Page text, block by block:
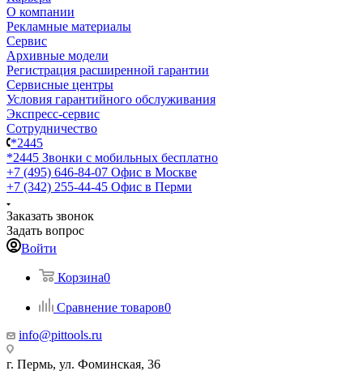
О компании
Рекламные материалы
Сервис
Архивные модели
Регистрация расширенной гарантии
Сервисные центры
Условия гарантийного обслуживания
Экспресс-сервис
Сотрудничество
*2445
*2445 Звонки с мобильных бесплатно
+7 (495) 646-84-07 Офис в Москве
+7 (342) 255-44-45 Офис в Перми
Заказать звонок
Задать вопрос
Войти
Корзина0
Сравнение товаров0
info@pittools.ru
г. Пермь, ул. Фоминская, 36